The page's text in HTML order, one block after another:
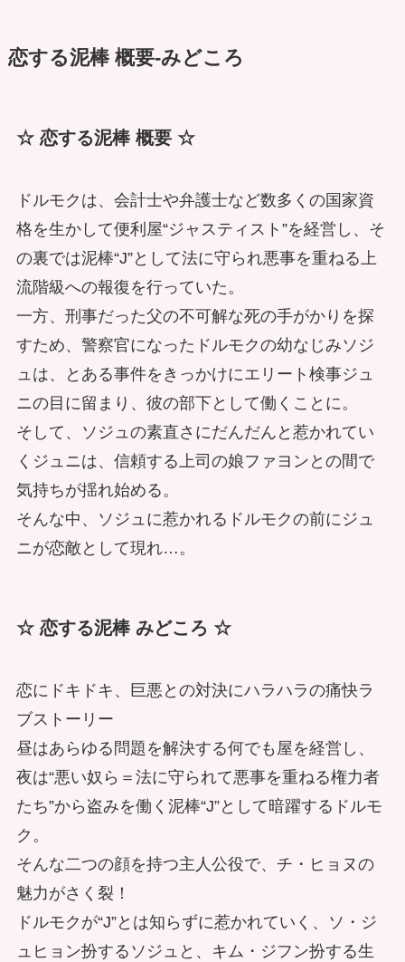
恋する泥棒 概要-みどころ
☆ 恋する泥棒 概要 ☆
ドルモクは、会計士や弁護士など数多くの国家資
格を生かして便利屋“ジャスティスト”を経営し、そ
の裏では泥棒“J”として法に守られ悪事を重ねる上
流階級への報復を行っていた。
一方、刑事だった父の不可解な死の手がかりを探
すため、警察官になったドルモクの幼なじみソジ
ュは、とある事件をきっかけにエリート検事ジュ
ニの目に留まり、彼の部下として働くことに。
そして、ソジュの素直さにだんだんと惹かれてい
くジュニは、信頼する上司の娘ファヨンとの間で
気持ちが揺れ始める。
そんな中、ソジュに惹かれるドルモクの前にジュ
ニが恋敵として現れ…。
☆ 恋する泥棒 みどころ ☆
恋にドキドキ、巨悪との対決にハラハラの痛快ラ
ブストーリー
昼はあらゆる問題を解決する何でも屋を経営し、
夜は“悪い奴ら＝法に守られて悪事を重ねる権力者
たち”から盗みを働く泥棒“J”として暗躍するドルモ
ク。
そんな二つの顔を持つ主人公役で、チ・ヒョヌの
魅力がさく裂！
ドルモクが“J”とは知らずに惹かれていく、ソ・ジ
ュヒョン扮するソジュと、キム・ジフン扮する生